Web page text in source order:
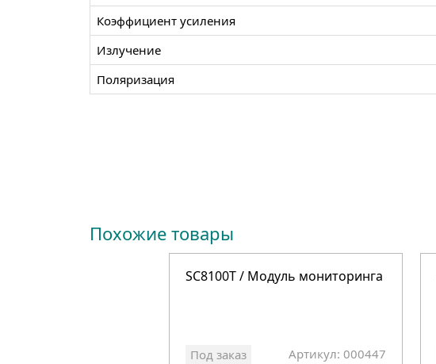
Коэффициент усиления
Излучение
Поляризация
Похожие товары
SC8100T / Модуль мониторинга
Под заказ Артикул: 000447